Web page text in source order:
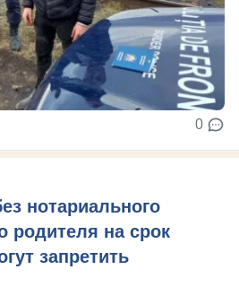
0
нотариального
родителя на срок
запретить